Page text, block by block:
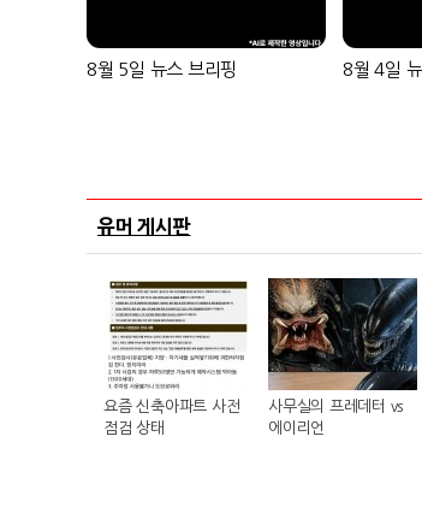
8월 5일 뉴스 브리핑 8월 4일
유머 게시판
요즘 신축아파트 사전
점검 상태
사무실의 프레데터 vs
에이리언